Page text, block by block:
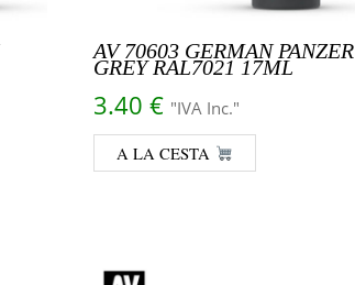
AV 70603 GERMAN PANZER
GREY RAL7021 17ML
3.40 € "IVA Inc."
A LA CESTA